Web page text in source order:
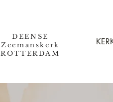
DEENSE
Zeemanskerk
ROTTERDAM